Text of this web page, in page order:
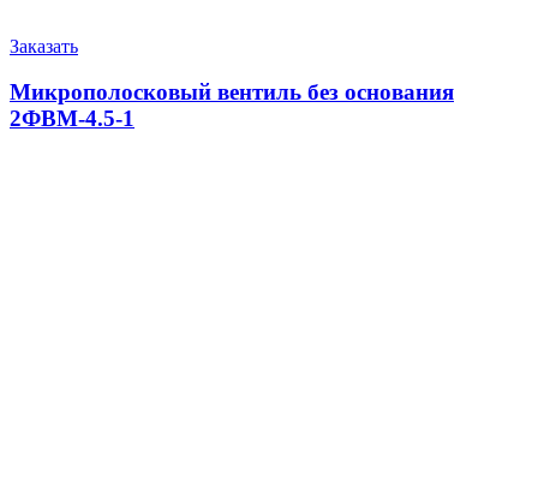
Заказать
Микрополосковый вентиль без основания
2ФВМ-4.5-1